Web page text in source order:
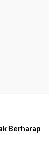
Berharap